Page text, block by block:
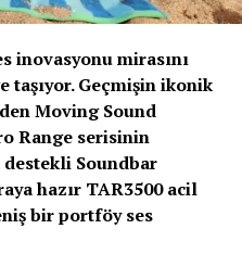
bataryayı her gün
iç hacmi hem de
konfor ve menzil
şarj
inovasyonu mirasını
taşıyor. Geçmişin ikonik
Moving Sound
Range serisinin
Soundbar
hazır TAR3500 acil
bir portföy ses